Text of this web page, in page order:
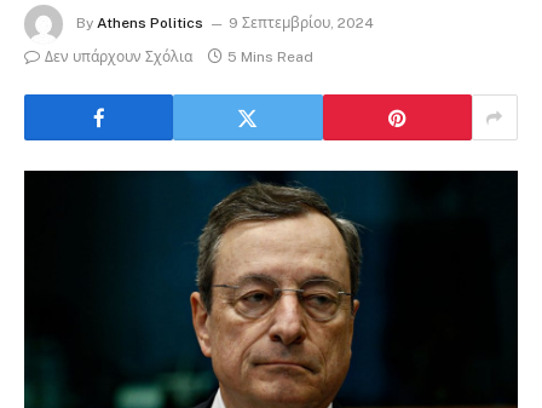
By Athens Politics
9 Σεπτεμβρίου, 2024
Δεν υπάρχουν Σχόλια
5 Mins Read